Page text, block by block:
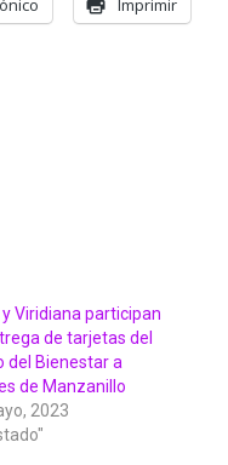
Imprimir
y Viridiana participan
de tarjetas del
del Bienestar a
de Manzanillo
2023